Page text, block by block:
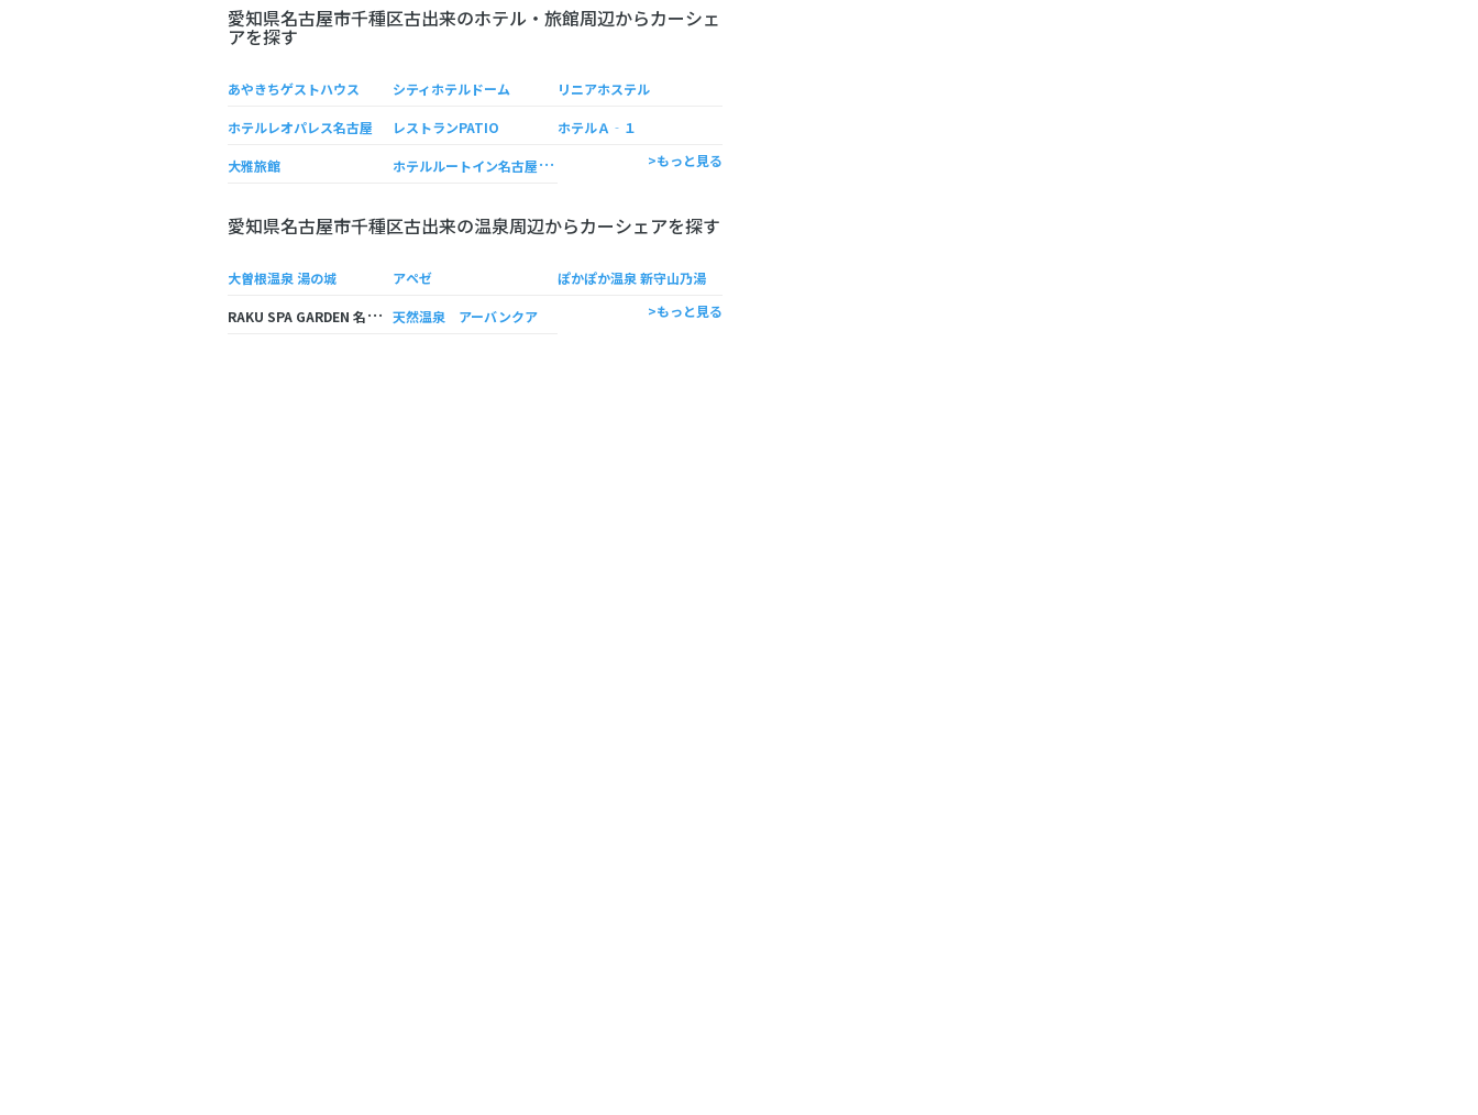
愛知県名古屋市千種区古出来のホテル・旅館周辺からカーシェ
アを探す
あやきちゲストハウス シティホテルドーム リニアホステル
ホテルレオパレス名古屋 レストランPATIO ホテルＡ‐１
大雅旅館 ホ
テルルートイン名古屋今池駅前 >もっと見る
愛知県名古屋市千種区古出来の温泉周辺からカーシェアを探す
大曽根温泉 湯の城 アペゼ ぽかぽか温泉 新守山乃湯
R
AKU SPA GARDEN 名古屋（らくスパガーデン名古屋） 天然温泉 アーバンクア >もっと見る